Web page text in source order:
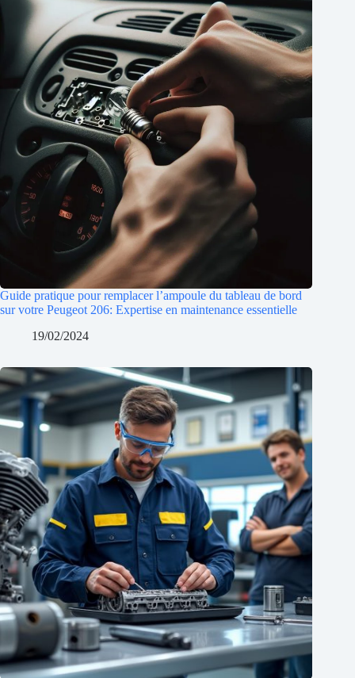
Guide pratique pour remplacer l’ampoule du tableau de bord
sur votre Peugeot 206: Expertise en maintenance essentielle
19/02/2024